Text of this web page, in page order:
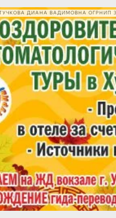
ДИАНА ВАДИМОВНА ОГРНИП